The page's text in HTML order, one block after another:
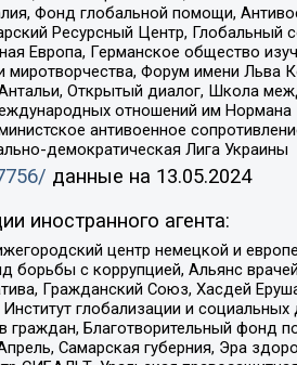
Фонд глобальной помощи,
Ресурсный Центр, Глобальный
Европа, Германское общество
Форум имени Льва
Открытый диалог, Школа
отношений им
антивоенное
демократическая Лига Украины
данные на 13.05.2024
иностранного агента:
центр немецкой и
борьбы с коррупцией, Альянс
Гражданский Союз, Хасдей
глобализации и
Благотворительный
Самарская губерния, Эра